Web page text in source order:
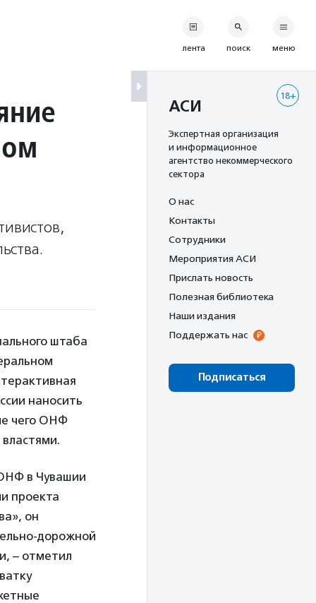
штаба
наносить
чего ОНФ
в Чувашии
проекта
он
дорожной
– отметил
лента поиск меню
18+
АСИ
Экспертная организация
и информационное
агентство некоммерческого
сектора
О нас
Контакты
Сотрудники
Мероприятия АСИ
Прислать новость
Полезная библиотека
Наши издания
Поддержать нас
Подписаться